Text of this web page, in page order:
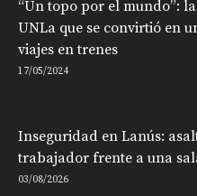
“Un topo por el mundo”:
UNLa que se convirtió en
viajes en trenes
17/05/2024
Inseguridad en Lanús:
trabajador frente a una
03/08/2026